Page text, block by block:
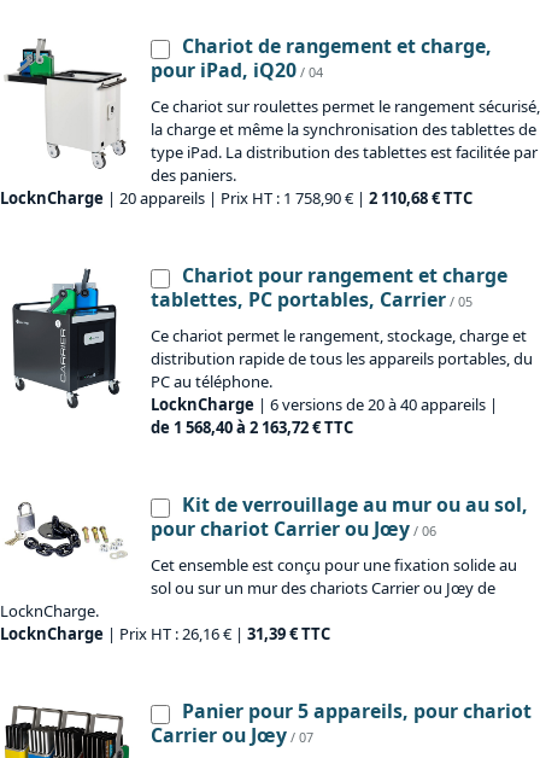
Chariot de rangement et charge,
pour iPad, iQ20 / 04
Ce chariot sur roulettes permet le rangement sécurisé,
la charge et même la synchronisation des tablettes de
type iPad. La distribution des tablettes est facilitée par
des paniers.
LocknCharge | 20 appareils | Prix HT : 1 758,90 € | 2 110,68 € TTC
Chariot pour rangement et charge
tablettes, PC portables, Carrier / 05
Ce chariot permet le rangement, stockage, charge et
distribution rapide de tous les appareils portables, du
PC au téléphone.
LocknCharge | 6 versions de 20 à 40 appareils |
de 1 568,40 à 2 163,72 € TTC
Kit de verrouillage au mur ou au sol,
pour chariot Carrier ou Jœy / 06
Cet ensemble est conçu pour une fixation solide au
sol ou sur un mur des chariots Carrier ou Jœy de
LocknCharge.
LocknCharge | Prix HT : 26,16 € | 31,39 € TTC
Panier pour 5 appareils, pour chariot
Carrier ou Jœy / 07